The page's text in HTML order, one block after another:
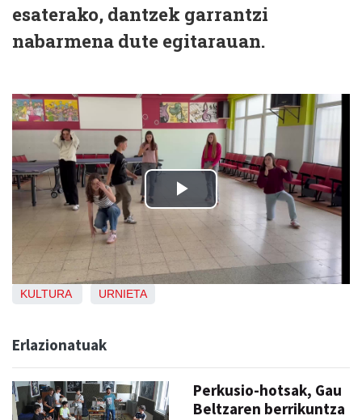
esaterako, dantzek garrantzi
nabarmena dute egitarauan.
KULTURA URNIETA
Erlazionatuak
Perkusio-hotsak, Gau
Beltzaren berrikuntza